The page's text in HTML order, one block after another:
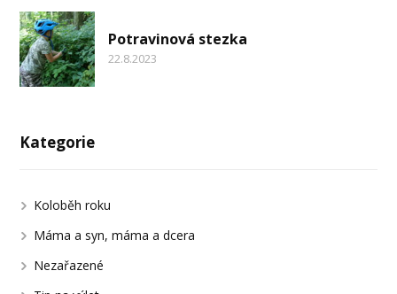
Potravinová stezka
22.8.2023
Kategorie
Koloběh roku
Máma a syn, máma a dcera
Nezařazené